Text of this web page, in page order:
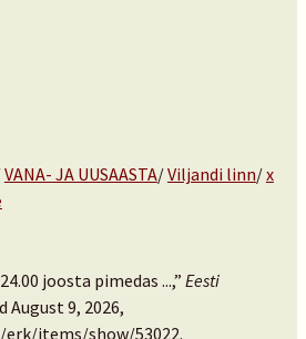
VANA- JA UUSAASTA/Viljandi linn/x
joosta pimedas ...,” Eesti
August 9, 2026,
items/show/53022.